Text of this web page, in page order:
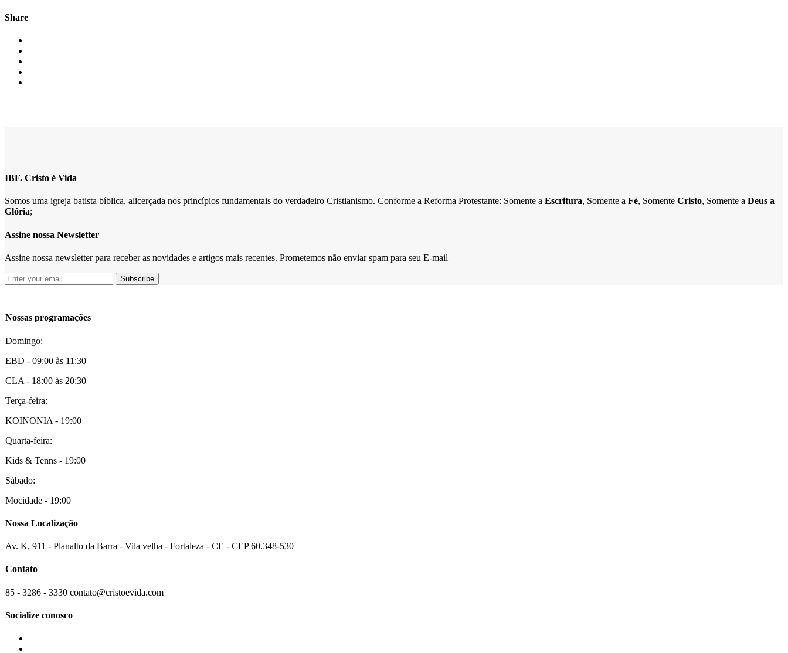
Share
IBF. Cristo é Vida
Somos uma igreja batista bíblica, alicerçada nos princípios fundamentais do verdadeiro Cristianismo. Conforme a Reforma Protestante: Somente a Escritura, Somente a Fé, Somente Cristo, Somente a Deus a
Glória;
Assine nossa Newsletter
Assine nossa newsletter para receber as novidades e artigos mais recentes. Prometemos não enviar spam para seu E-mail
Nossas programações
Domingo:
EBD - 09:00 às 11:30
CLA - 18:00 às 20:30
Terça-feira:
KOINONIA - 19:00
Quarta-feira:
Kids & Tenns - 19:00
Sábado:
Mocidade - 19:00
Nossa Localização
Av. K, 911 - Planalto da Barra - Vila velha - Fortaleza - CE - CEP 60.348-530
Contato
85 - 3286 - 3330 contato@cristoevida.com
Socialize conosco